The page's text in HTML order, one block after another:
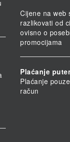
Cijene na web
razlikovati od
ovisno o
promocijama
Plaćanje
Plaćanje
račun